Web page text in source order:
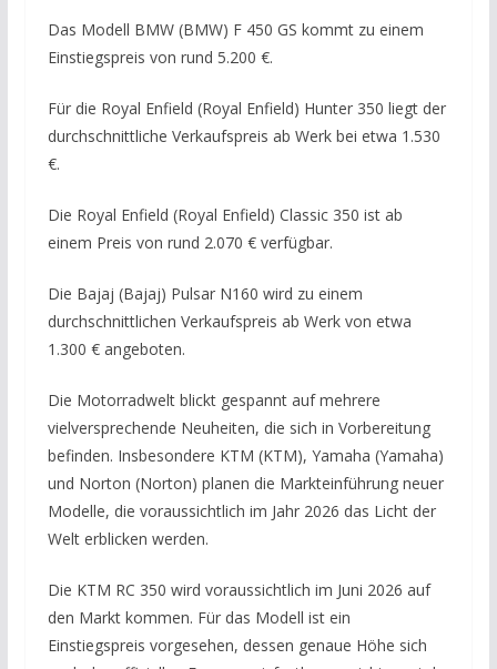
Das Modell BMW (BMW) F 450 GS kommt zu einem
Einstiegspreis von rund 5.200 €.
Für die Royal Enfield (Royal Enfield) Hunter 350 liegt der
durchschnittliche Verkaufspreis ab Werk bei etwa 1.530
€.
Die Royal Enfield (Royal Enfield) Classic 350 ist ab
einem Preis von rund 2.070 € verfügbar.
Die Bajaj (Bajaj) Pulsar N160 wird zu einem
durchschnittlichen Verkaufspreis ab Werk von etwa
1.300 € angeboten.
Die Motorradwelt blickt gespannt auf mehrere
vielversprechende Neuheiten, die sich in Vorbereitung
befinden. Insbesondere KTM (KTM), Yamaha (Yamaha)
und Norton (Norton) planen die Markteinführung neuer
Modelle, die voraussichtlich im Jahr 2026 das Licht der
Welt erblicken werden.
Die KTM RC 350 wird voraussichtlich im Juni 2026 auf
den Markt kommen. Für das Modell ist ein
Einstiegspreis vorgesehen, dessen genaue Höhe sich